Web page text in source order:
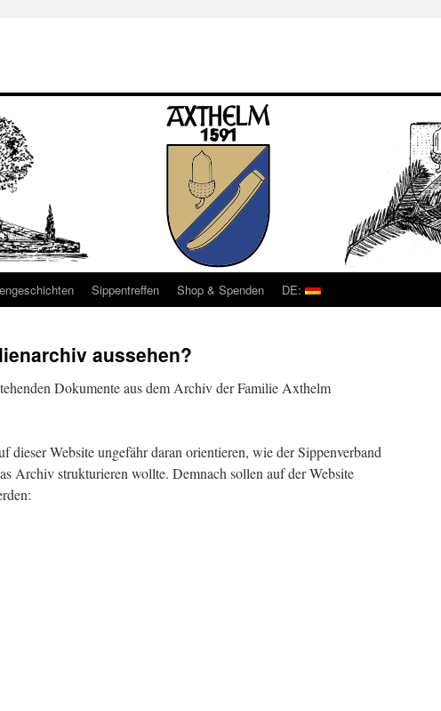
Sippentreffen Shop & Spenden DE:
aussehen?
Dokumente aus dem Archiv der Familie Axthelm
Website ungefähr daran orientieren, wie der Sippenverband
Archiv strukturieren wollte. Demnach sollen auf der Website